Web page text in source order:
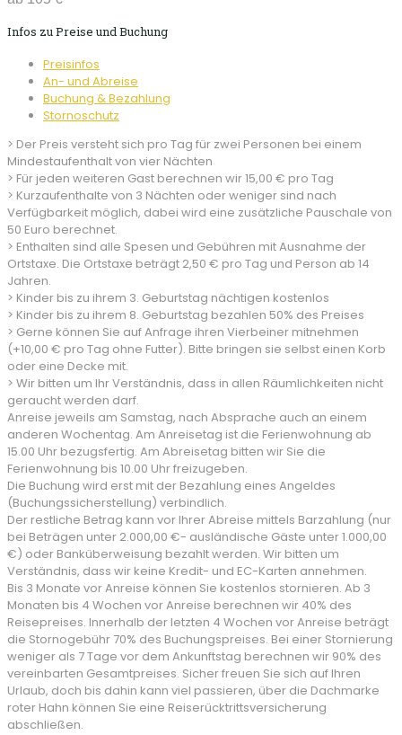
Infos zu Preise und Buchung
Preisinfos
An- und Abreise
Buchung & Bezahlung
Stornoschutz
> Der Preis versteht sich pro Tag für zwei Personen bei einem
Mindestaufenthalt von vier Nächten
> Für jeden weiteren Gast berechnen wir 15,00 € pro Tag
> Kurzaufenthalte von 3 Nächten oder weniger sind nach
Verfügbarkeit möglich, dabei wird eine zusätzliche Pauschale von
50 Euro berechnet.
> Enthalten sind alle Spesen und Gebühren mit Ausnahme der
Ortstaxe. Die Ortstaxe beträgt 2,50 € pro Tag und Person ab 14
Jahren.
> Kinder bis zu ihrem 3. Geburtstag nächtigen kostenlos
> Kinder bis zu ihrem 8. Geburtstag bezahlen 50% des Preises
> Gerne können Sie auf Anfrage ihren Vierbeiner mitnehmen
(+10,00 € pro Tag ohne Futter). Bitte bringen sie selbst einen Korb
oder eine Decke mit.
> Wir bitten um Ihr Verständnis, dass in allen Räumlichkeiten nicht
geraucht werden darf.
Anreise jeweils am Samstag, nach Absprache auch an einem
anderen Wochentag. Am Anreisetag ist die Ferienwohnung ab
15.00 Uhr bezugsfertig. Am Abreisetag bitten wir Sie die
Ferienwohnung bis 10.00 Uhr freizugeben.
Die Buchung wird erst mit der Bezahlung eines Angeldes
(Buchungssicherstellung) verbindlich.
Der restliche Betrag kann vor Ihrer Abreise mittels Barzahlung (nur
bei Beträgen unter 2.000,00 €- ausländische Gäste unter 1.000,00
€) oder Banküberweisung bezahlt werden. Wir bitten um
Verständnis, dass wir keine Kredit- und EC-Karten annehmen.
Bis 3 Monate vor Anreise können Sie kostenlos stornieren. Ab 3
Monaten bis 4 Wochen vor Anreise berechnen wir 40% des
Reisepreises. Innerhalb der letzten 4 Wochen vor Anreise beträgt
die Stornogebühr 70% des Buchungspreises. Bei einer Stornierung
weniger als 7 Tage vor dem Ankunftstag berechnen wir 90% des
vereinbarten Gesamtpreises. Sicher freuen Sie sich auf Ihren
Urlaub, doch bis dahin kann viel passieren, über die Dachmarke
roter Hahn können Sie eine Reiserücktrittsversicherung
abschließen.